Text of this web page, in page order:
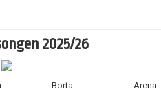
2025/26
Borta Arena